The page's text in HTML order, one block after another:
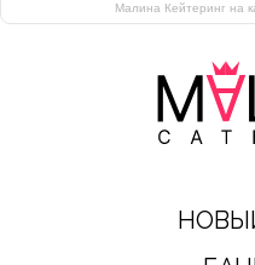
Малина Кейтеринг на